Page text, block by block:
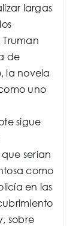
largas
de
la novela
uno
sigue
serían
como
en las
sobre